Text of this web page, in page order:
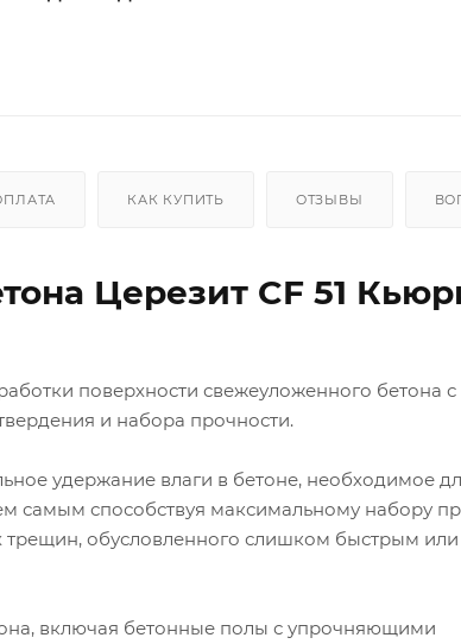
КАК КУПИТЬ ОТЗЫВЫ
Церезит CF 51
поверхности свежеуложенного бетона
и набора прочности.
удержание влаги в бетоне, необходимое
самым способствуя максимальному набору
трещин, обусловленного слишком быстрым или
включая бетонные полы с упрочняющими